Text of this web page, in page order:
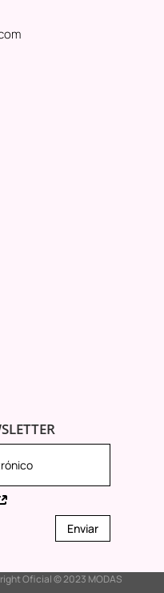
Enviar
Oficial © 2023 MODAS